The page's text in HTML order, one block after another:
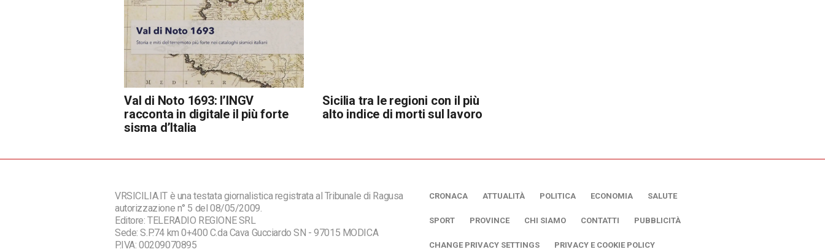
Val di Noto 1693: l’INGV
racconta in digitale il più forte
sisma d’Italia
Sicilia tra le regioni con il più
alto indice di morti sul lavoro
VRSICILIA.IT è una testata giornalistica registrata al Tribunale di Ragusa
autorizzazione n° 5 del 08/05/2009.
Editore: TELERADIO REGIONE SRL
Sede: S.P.74 km 0+400 C.da Cava Gucciardo SN - 97015 MODICA
P.IVA: 00209070895
CRONACA ATTUALITÀ POLITICA ECONOMIA SALUTE
SPORT PROVINCE CHI SIAMO CONTATTI PUBBLICITÀ
CHANGE PRIVACY SETTINGS PRIVACY E COOKIE POLICY